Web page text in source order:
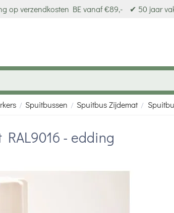
op verzendkosten BE vanaf €89,- ✔ 50 jaar
/ Spuitbussen / Spuitbus Zijdemat /
- edding